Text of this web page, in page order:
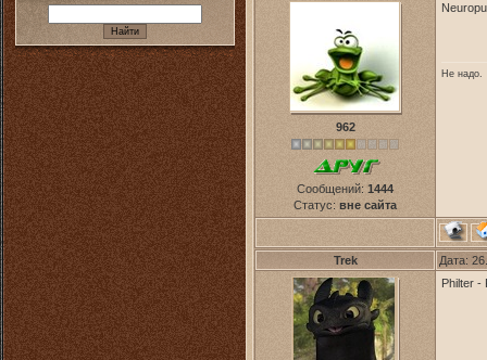
962
Сообщений: 1444
Статус: вне сайта
Не надо.
Trek Дата:
Philter -